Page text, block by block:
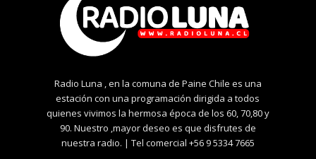
Radio Luna , en la comuna de Paine Chile es una
estación con una programación dirigida a todos
quienes vivimos la hermosa época de los 60, 70,80 y
90. Nuestro ,mayor deseo es que disfrutes de
nuestra radio. | Tel comercial +56 9 5334 7665